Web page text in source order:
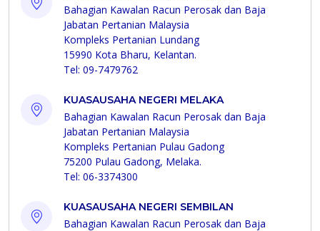
Bahagian Kawalan Racun Perosak dan Baja
Jabatan Pertanian Malaysia
Kompleks Pertanian Lundang
15990 Kota Bharu, Kelantan.
Tel: 09-7479762
KUASAUSAHA NEGERI MELAKA
Bahagian Kawalan Racun Perosak dan Baja
Jabatan Pertanian Malaysia
Kompleks Pertanian Pulau Gadong
75200 Pulau Gadong, Melaka.
Tel: 06-3374300
KUASAUSAHA NEGERI SEMBILAN
Bahagian Kawalan Racun Perosak dan Baja